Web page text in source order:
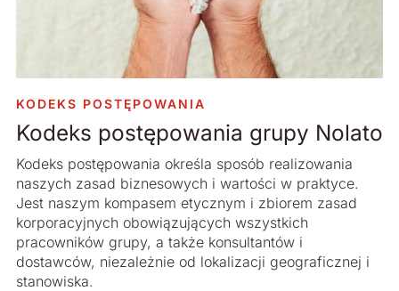
KODEKS POSTĘPOWANIA
Kodeks postępowania grupy Nolato
Kodeks postępowania określa sposób realizowania
naszych zasad biznesowych i wartości w praktyce.
Jest naszym kompasem etycznym i zbiorem zasad
korporacyjnych obowiązujących wszystkich
pracowników grupy, a także konsultantów i
dostawców, niezależnie od lokalizacji geograficznej i
stanowiska.